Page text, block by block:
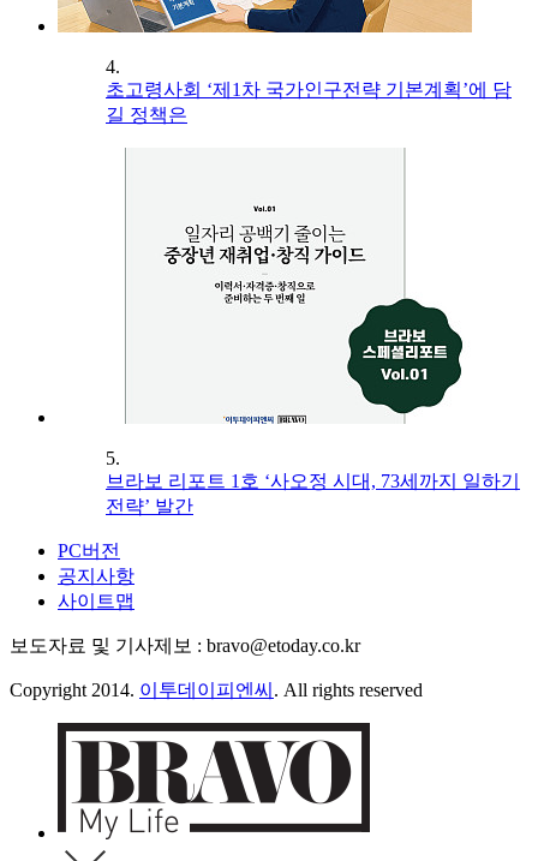
4.
초고령사회 ‘제1차 국가인구전략 기본계획’에 담
길 정책은
5.
브라보 리포트 1호 ‘사오정 시대, 73세까지 일하기
전략’ 발간
PC버전
공지사항
사이트맵
보도자료 및 기사제보 : bravo@etoday.co.kr
Copyright 2014. 이투데이피엔씨 . All rights reserved